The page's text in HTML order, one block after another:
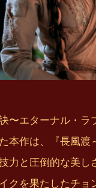
〜エターナル・ラ
本作は、『長風
力と圧倒的な美
クを果たしたチ